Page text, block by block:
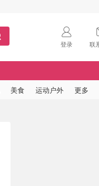
登录 联
美食 运动户外 更多